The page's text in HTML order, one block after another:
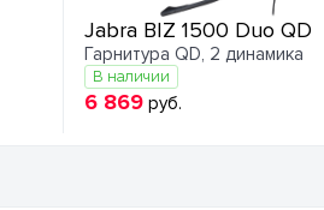
Jabra BIZ 1500 Duo QD
Гарнитура QD, 2 динамика
В наличии
6 869руб.